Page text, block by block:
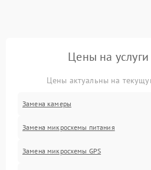
Цены на
Цены актуальны на
Замена камеры
Замена микросхемы питания
Замена микросхемы GPS